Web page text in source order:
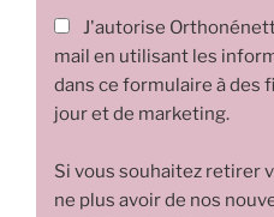
J'autorise
mail en utilisant les
dans ce formulaire à des
jour et de marketing.
Si vous souhaitez retirer
ne plus avoir de nos